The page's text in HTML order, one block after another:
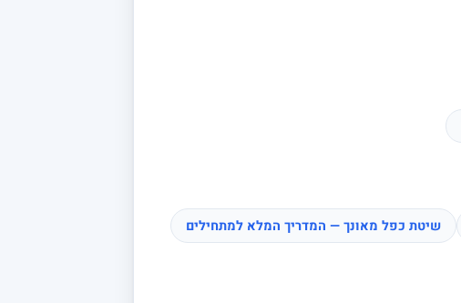
שיטת כפל מאונך — המדריך המלא למתחילים